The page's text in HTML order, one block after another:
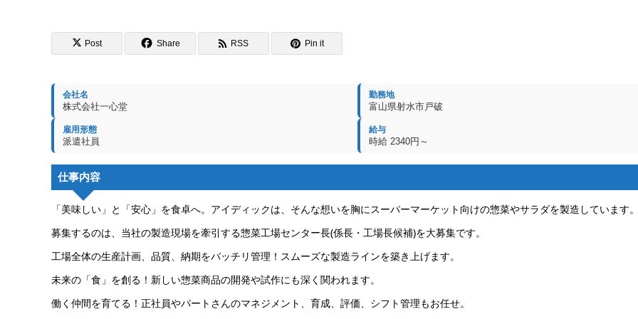
Post Share RSS Pin it
会社名
株式会社一心堂
勤務地
富山県射水市戸破
雇用形態
派遣社員
給与
時給 2340円～
仕事内容
「美味しい」と「安心」を食卓へ。アイディックは、そんな想いを胸にスーパーマーケット向けの惣菜やサラダを製造しています
募集するのは、当社の製造現場を牽引する惣菜工場センター長(係長・工場長候補)を大募集です。
工場全体の生産計画、品質、納期をバッチリ管理！スムーズな製造ラインを築き上げます。
未来の「食」を創る！新しい惣菜商品の開発や試作にも深く関われます。
働く仲間を育てる！正社員やパートさんのマネジメント、育成、評価、シフト管理もお任せ。